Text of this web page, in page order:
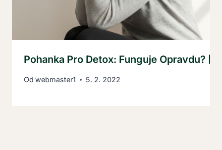
Pohanka Pro Detox: Funguje Opravdu?
Od webmaster1 5. 2. 2022